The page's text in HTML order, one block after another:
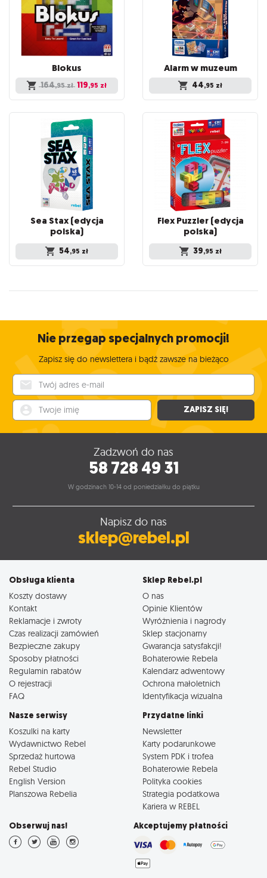
Blokus
164,95 zł 119,95 zł
Alarmw muzeum
44,95 zł
Sea Stax (edycja
polska)
54,95 zł
Flex Puzzler (edycja
polska)
39,95 zł
Nie przegap specjalnych promocji!
Zapisz się do newslettera i bądź zawsze na bieżąco
ZAPISZ SIĘ!
Zadzwoń do nas
58 728 49 31
W godzinach 10-14 od poniedziałku do piątku
Napisz do nas
sklep@rebel.pl
Obsługa klienta
Koszty dostawy
Kontakt
Reklamacje i zwroty
Czas realizacji zamówień
Bezpieczne zakupy
Sposoby płatności
Regulamin rabatów
O rejestracji
FAQ
Sklep Rebel.pl
O nas
Opinie Klientów
Wyróżnienia i nagrody
Sklep stacjonarny
Gwarancja satysfakcji!
Bohaterowie Rebela
Kalendarz adwentowy
Ochrona małoletnich
Identyfikacja wizualna
Nasze serwisy
Koszulki na karty
Wydawnictwo Rebel
Sprzedaż hurtowa
Rebel Studio
English Version
Planszowa Rebelia
Przydatne linki
Newsletter
Karty podarunkowe
System PDK i trofea
Bohaterowie Rebela
Polityka cookies
Strategia podatkowa
Kariera w REBEL
Obserwuj nas! Akceptujemy płatności